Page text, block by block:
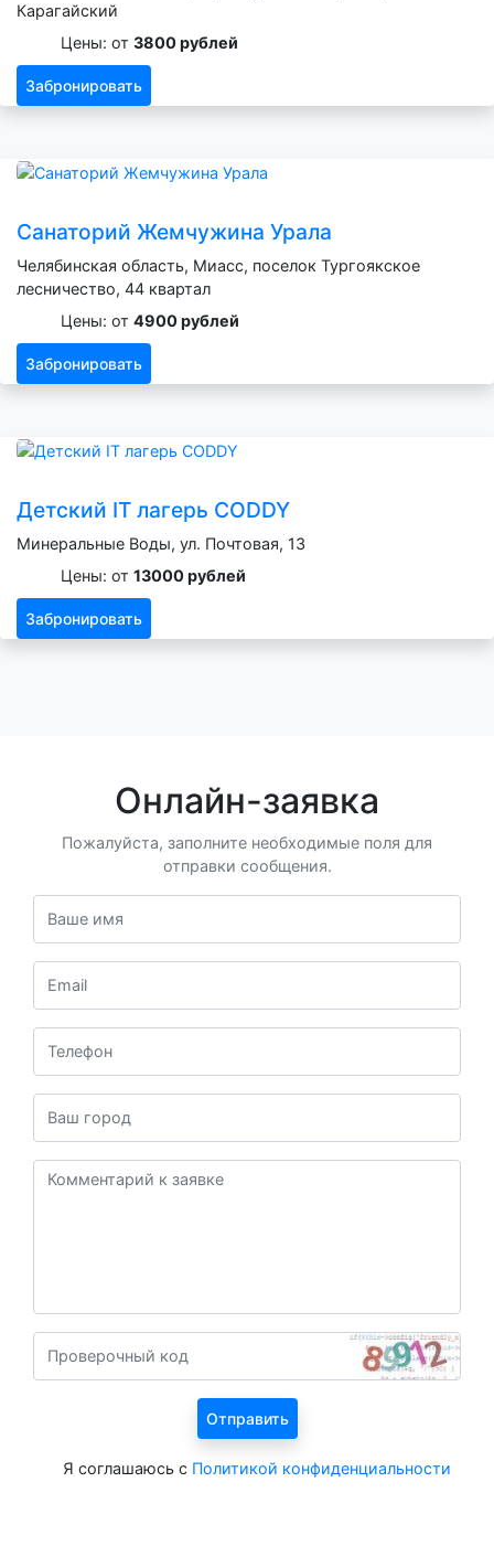
Карагайский
Цены: от 3800 рублей
Забронировать
Санаторий Жемчужина Урала
Челябинская область, Миасс, поселок Тургоякское
лесничество, 44 квартал
Цены: от 4900 рублей
Забронировать
Детский IT лагерь CODDY
Минеральные Воды, ул. Почтовая, 13
Цены: от 13000 рублей
Забронировать
Онлайн-заявка
Пожалуйста, заполните необходимые поля для
отправки сообщения.
Я соглашаюсь с Политикой конфиденциальности